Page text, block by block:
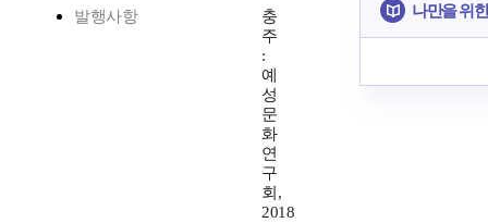
발행사항
충
주
:
예
성
문
화
연
구
회,
2018
나만을 위